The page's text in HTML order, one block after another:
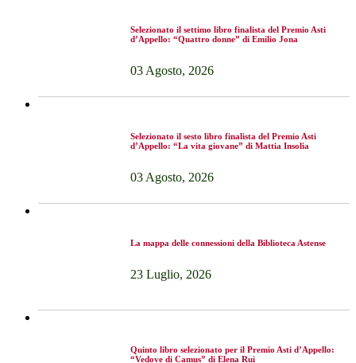
Selezionato il settimo libro finalista del Premio Asti
d’Appello: “Quattro donne” di Emilio Jona
03 Agosto, 2026
Selezionato il sesto libro finalista del Premio Asti
d’Appello: “La vita giovane” di Mattia Insolia
03 Agosto, 2026
La mappa delle connessioni della Biblioteca Astense
23 Luglio, 2026
Quinto libro selezionato per il Premio Asti d’Appello:
“Vedove di Camus” di Elena Rui